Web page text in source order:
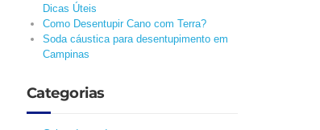
Dicas Úteis
Como Desentupir Cano com Terra?
Soda cáustica para desentupimento em
Campinas
Categorias